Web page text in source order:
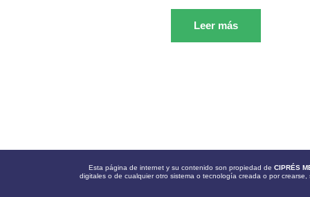
Leer más
Esta página de internet y su contenido son propiedad de CIPRÉS
digitales o de cualquier otro sistema o tecnología creada o por